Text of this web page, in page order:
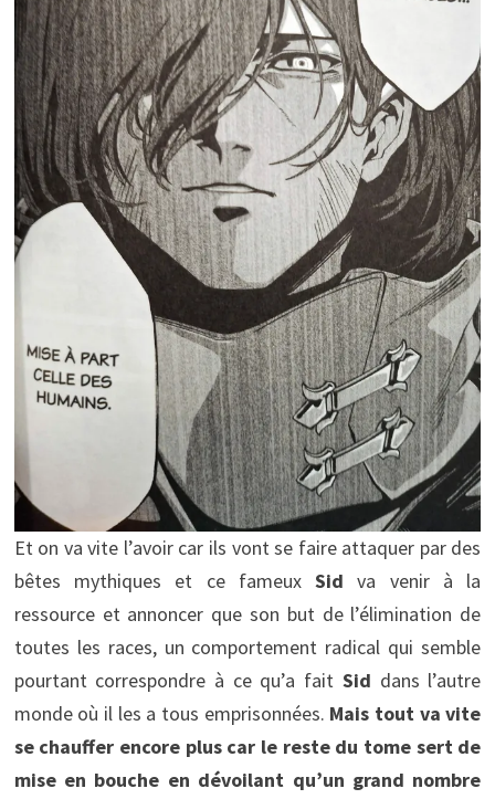
Et on va vite l’avoir car ils vont se faire attaquer par des
bêtes mythiques et ce fameuxSidva venir à la
ressource et annoncer que son but de l’élimination de
toutes les races, un comportement radical qui semble
pourtant correspondre à ce qu’a fait Sid dans l’autre
monde où il les a tous emprisonnées. Mais tout va vite
se chauffer encore plus car le reste du tome sert de
mise en bouche en dévoilant qu’un grand nombre